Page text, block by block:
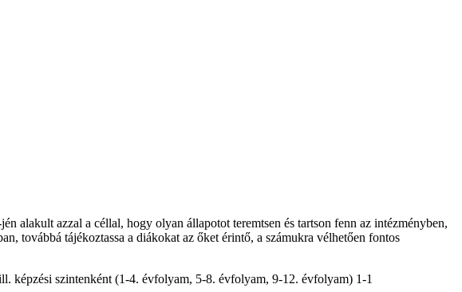
alakult azzal a céllal, hogy olyan állapotot teremtsen és tartson fenn az intézményben,
továbbá tájékoztassa a diákokat az őket érintő, a számukra vélhetően fontos
képzési szintenként (1-4. évfolyam, 5-8. évfolyam, 9-12. évfolyam) 1-1